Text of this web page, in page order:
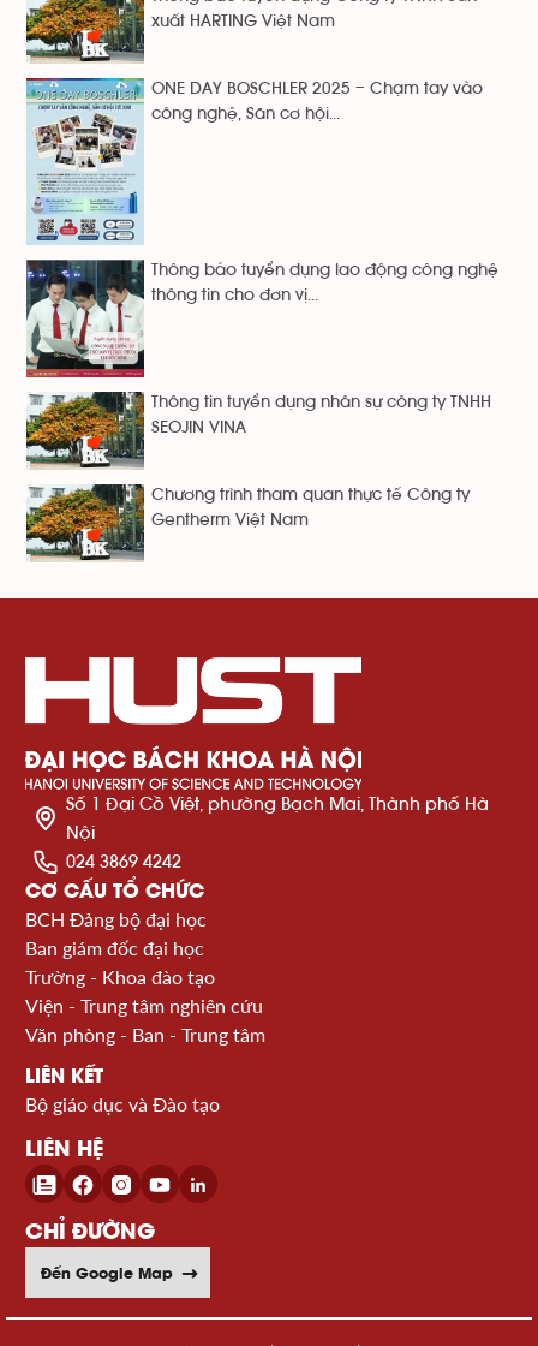
xuất HARTING Việt Nam
ONE DAY BOSCHLER 2025 – Chạm tay vào
công nghệ, Săn cơ hội...
Thông báo tuyển dụng lao động công nghệ
thông tin cho đơn vị...
Thông tin tuyển dụng nhân sự công ty TNHH
SEOJIN VINA
Chương trình tham quan thực tế Công ty
Gentherm Việt Nam
Số 1 Đại Cồ Việt, phường Bạch Mai, Thành phố Hà
Nội
024 3869 4242
CƠ CẤU TỔ CHỨC
BCH Đảng bộ đại học
Ban giám đốc đại học
Trường - Khoa đào tạo
Viện - Trung tâm nghiên cứu
Văn phòng - Ban - Trung tâm
LIÊN KẾT
Bộ giáo dục và Đào tạo
LIÊN HỆ
CHỈ ĐƯỜNG
Đến Google Map